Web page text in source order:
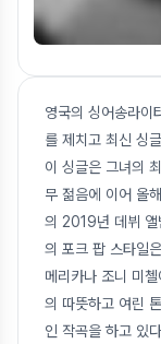
영국의 싱어송라
를 제치고 최신 싱
이 싱글은 그녀의
무 젊음에 이어 올
의 2019년 데뷔 앨
의 포크 팝 스타일
메리카나 조니 미
의 따뜻하고 여린
인 작곡을 하고 있